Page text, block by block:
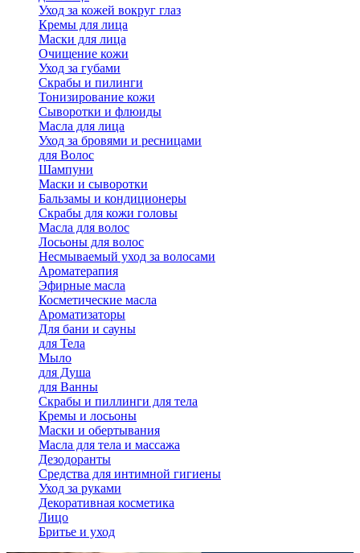
Уход за кожей вокруг глаз
Кремы для лица
Маски для лица
Очищение кожи
Уход за губами
Скрабы и пилинги
Тонизирование кожи
Сыворотки и флюиды
Масла для лица
Уход за бровями и ресницами
для Волос
Шампуни
Маски и сыворотки
Бальзамы и кондиционеры
Скрабы для кожи головы
Масла для волос
Лосьоны для волос
Несмываемый уход за волосами
Ароматерапия
Эфирные масла
Косметические масла
Ароматизаторы
Для бани и сауны
для Тела
Мыло
для Душа
для Ванны
Скрабы и пиллинги для тела
Кремы и лосьоны
Маски и обертывания
Масла для тела и массажа
Дезодоранты
Средства для интимной гигиены
Уход за руками
Декоративная косметика
Лицо
Бритье и уход